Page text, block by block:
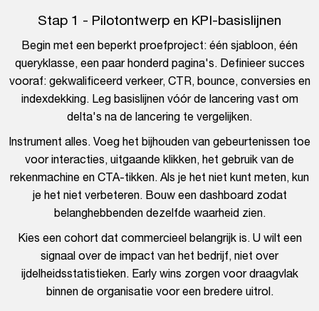
Stap 1 - Pilotontwerp en KPI-basislijnen
Begin met een beperkt proefproject: één sjabloon, één
queryklasse, een paar honderd pagina's. Definieer succes
vooraf: gekwalificeerd verkeer, CTR, bounce, conversies en
indexdekking. Leg basislijnen vóór de lancering vast om
delta's na de lancering te vergelijken.
Instrument alles. Voeg het bijhouden van gebeurtenissen toe
voor interacties, uitgaande klikken, het gebruik van de
rekenmachine en CTA-tikken. Als je het niet kunt meten, kun
je het niet verbeteren. Bouw een dashboard zodat
belanghebbenden dezelfde waarheid zien.
Kies een cohort dat commercieel belangrijk is. U wilt een
signaal over de impact van het bedrijf, niet over
ijdelheidsstatistieken. Early wins zorgen voor draagvlak
binnen de organisatie voor een bredere uitrol.